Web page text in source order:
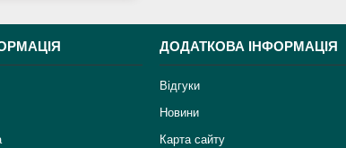
ДОДАТКОВА ІНФОРМАЦІЯ
Відгуки
Новини
Карта сайту